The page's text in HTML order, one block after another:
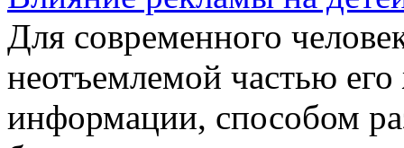
Для современного
неотъемлемой частью
информации, способом